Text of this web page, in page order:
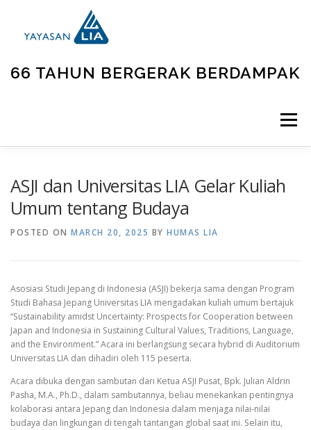
66 TAHUN BERGERAK BERDAMPAK
Menu
ASJI dan Universitas LIA Gelar Kuliah
Umum tentang Budaya
POSTED ON MARCH 20, 2025 BY HUMAS LIA
Asosiasi Studi Jepang di Indonesia (ASJI) bekerja sama dengan Program
Studi Bahasa Jepang Universitas LIA mengadakan kuliah umum bertajuk
“Sustainability amidst Uncertainty: Prospects for Cooperation between
Japan and Indonesia in Sustaining Cultural Values, Traditions, Language,
and the Environment.” Acara ini berlangsung secara hybrid di Auditorium
Universitas LIA dan dihadiri oleh 115 peserta.
Acara dibuka dengan sambutan dari Ketua ASJI Pusat, Bpk. Julian Aldrin
Pasha, M.A., Ph.D., dalam sambutannya, beliau menekankan pentingnya
kolaborasi antara Jepang dan Indonesia dalam menjaga nilai-nilai
budaya dan lingkungan di tengah tantangan global saat ini. Selain itu,